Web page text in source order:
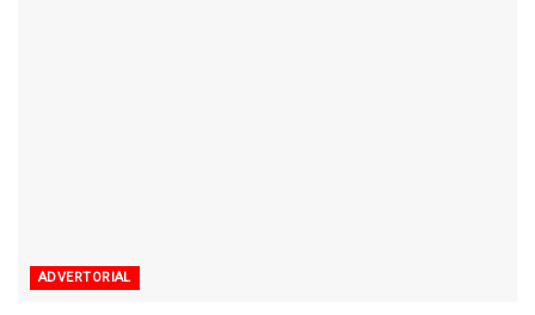
ADVERTORIAL